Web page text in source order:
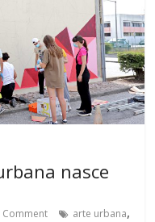
nasce
Comment arte urbana,